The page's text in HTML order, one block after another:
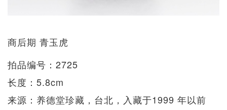
商后期 青玉虎
拍品编号：2725
长度：5.8cm
来源：养德堂珍藏，台北，入藏于1999 年以前